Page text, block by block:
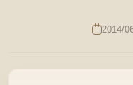
2014/